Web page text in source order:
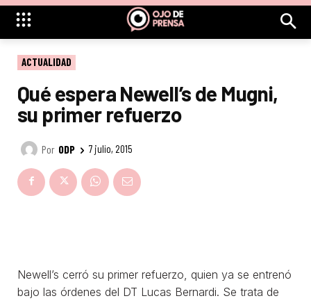
ACTUALIDAD
Qué espera Newell’s de Mugni,
su primer refuerzo
Por ODP 7 julio, 2015
Newell’s cerró su primer refuerzo, quien ya se entrenó
bajo las órdenes del DT Lucas Bernardi. Se trata de